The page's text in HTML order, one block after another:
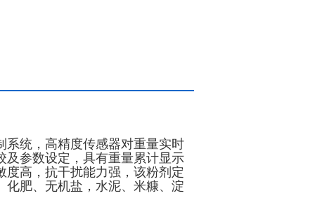
系统，高精度传感器对重量实时
及参数设定，具有重量累计显示
高，抗干扰能力强，该粉剂定
化肥、无机盐，水泥、米糠、淀